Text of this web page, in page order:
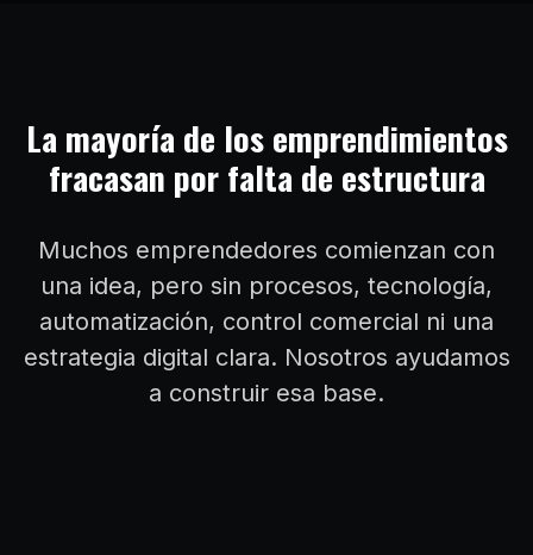
La mayoría de los emprendimientos
fracasan por falta de estructura
Muchos emprendedores comienzan con
una idea, pero sin procesos, tecnología,
automatización, control comercial ni una
estrategia digital clara. Nosotros ayudamos
a construir esa base.